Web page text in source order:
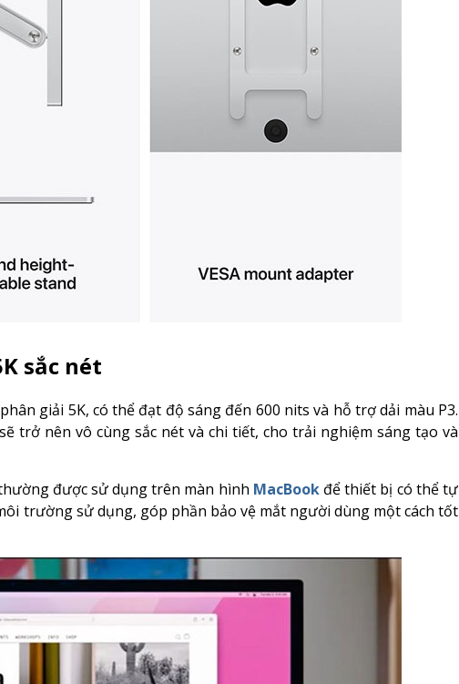
sắc nét
giải 5K, có thể đạt độ sáng đến 600 nits và hỗ trợ dải màu P3.
trở nên vô cùng sắc nét và chi tiết, cho trải nghiệm sáng tạo và
được sử dụng trên màn hình MacBookđể thiết bị có thể tự
trường sử dụng, góp phần bảo vệ mắt người dùng một cách tốt